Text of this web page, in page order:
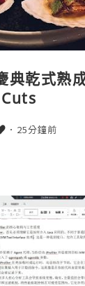
典乾式熟
25分鐘前